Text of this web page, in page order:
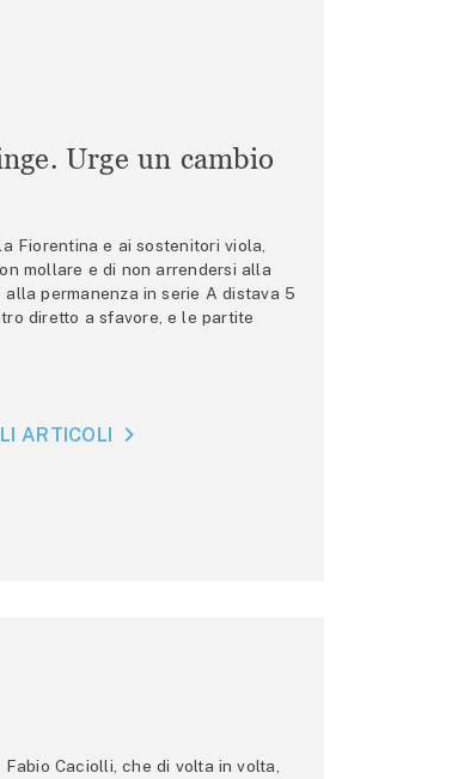
Urge un cambio
Fiorentina e ai sostenitori viola,
mollare e di non arrendersi alla
permanenza in serie A distava 5
diretto a sfavore, e le partite
ARTICOLI
Caciolli, che di volta in volta,